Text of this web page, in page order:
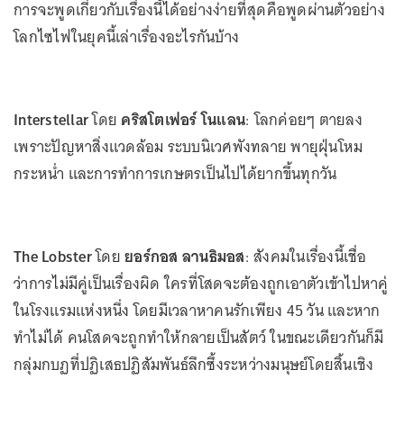
การจะพูดเกี่ยวกับเรื่องนี้ได้อย่างง่ายที่สุดคือพูดผ่านตัวอย่าง
โลกไซไฟในยุคนี้เล่าเรื่องอะไรกันบ้าง
Interstellarโดย คริสโตเฟอร์ โนแลน: โลกค่อยๆ ตายลง
เพราะปัญหาสิ่งแวดล้อม ระบบนิเวศพังทลาย พายุฝุ่นโหม
กระหน่ำ และการทำการเกษตรเป็นไปได้ยากขึ้นทุกวัน
The Lobsterโดยยอร์กอส ลานธิมอส: สังคมในเรื่องนี้เชื่อ
ว่าการไม่มีคู่เป็นเรื่องผิด ใครที่โสดจะต้องถูกเอาตัวเข้าไปหาคู่
ในโรงแรมแห่งหนึ่ง โดยมีเวลาหาคนรักเพียง 45 วัน และหาก
ทำไม่ได้ คนโสดจะถูกทำให้กลายเป็นสัตว์ ในขณะเดียวกันก็มี
กลุ่มกบฏที่ปฏิเสธปฏิสัมพันธ์ลึกซึ้งระหว่างมนุษย์โดยสิ้นเชิง